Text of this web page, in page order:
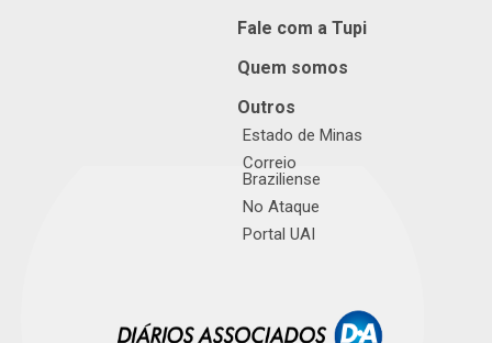
Fale com a Tupi
Quem somos
Outros
Estado de Minas
Correio
Braziliense
No Ataque
Portal UAI